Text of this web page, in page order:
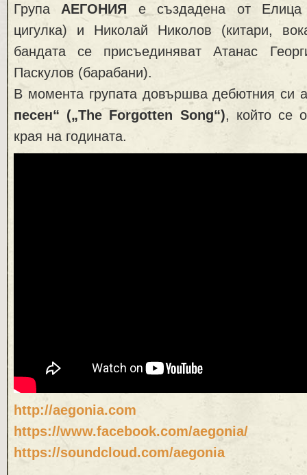
Група АЕГОНИЯ е създадена от Елица
цигулка) и Николай Николов (китари,
бандата се присъединяват Атанас
Паскулов (барабани).
В момента групата довършва дебютния си
песен“ („The Forgotten Song“), който се
края на годината.
http://aegonia.com
https://www.facebook.com/aegonia/
https://soundcloud.com/aegonia